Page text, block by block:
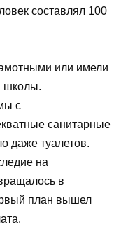
составлял 100
или имели
школы.
с
санитарные
даже туалетов.
на
в
план вышел